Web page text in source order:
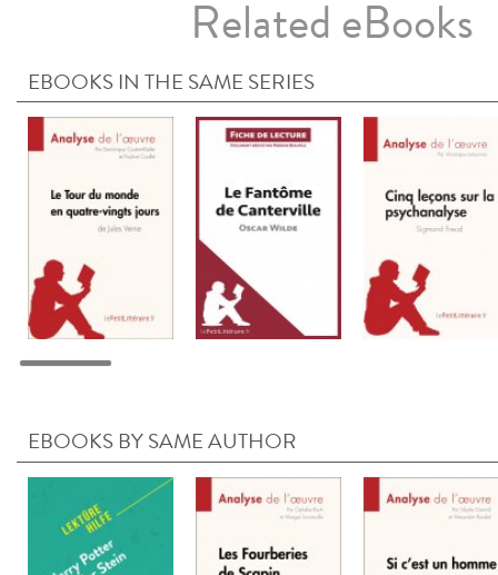
Related eBooks
EBOOKS IN THE SAME SERIES
EBOOKS BY SAME AUTHOR